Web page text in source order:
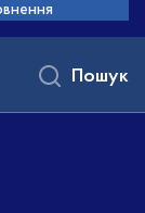
Пошук